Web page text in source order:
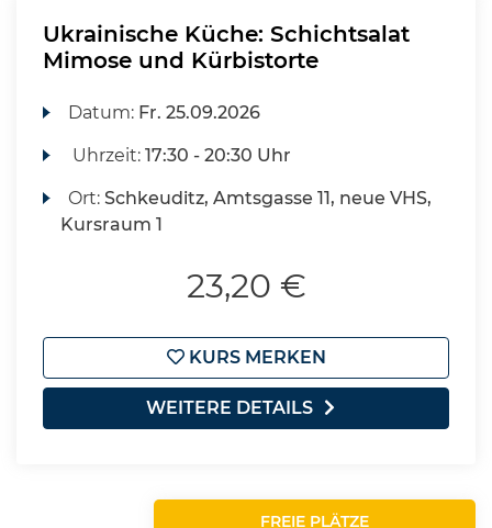
Ukrainische Küche: Schichtsalat
Mimose und Kürbistorte
Datum: Fr. 25.09.2026
Uhrzeit:17:30 - 20:30 Uhr
Ort:Schkeuditz, Amtsgasse 11, neue VHS,
Kursraum 1
23,20 €
KURS MERKEN
WEITERE DETAILS
FREIE PLÄTZE